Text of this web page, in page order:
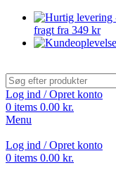
fragt fra 349 kr
Log ind / Opret konto
0 items 0.00 kr.
Menu
Log ind / Opret konto
0 items 0.00 kr.